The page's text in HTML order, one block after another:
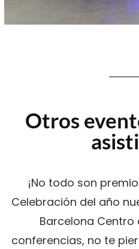
Otros
¡No todo son
Celebración del año
Barcelona Centro
conferencias, no te